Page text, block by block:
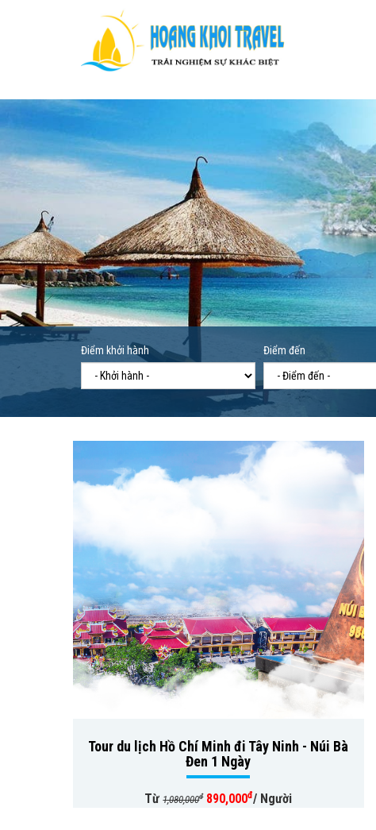
Điểm khởi hành Điểm đến
Tour du lịch Hồ Chí Minh đi Tây Ninh - Núi Bà
Đen 1 Ngày
Từ1,080,000đ 890,000đ/ Người